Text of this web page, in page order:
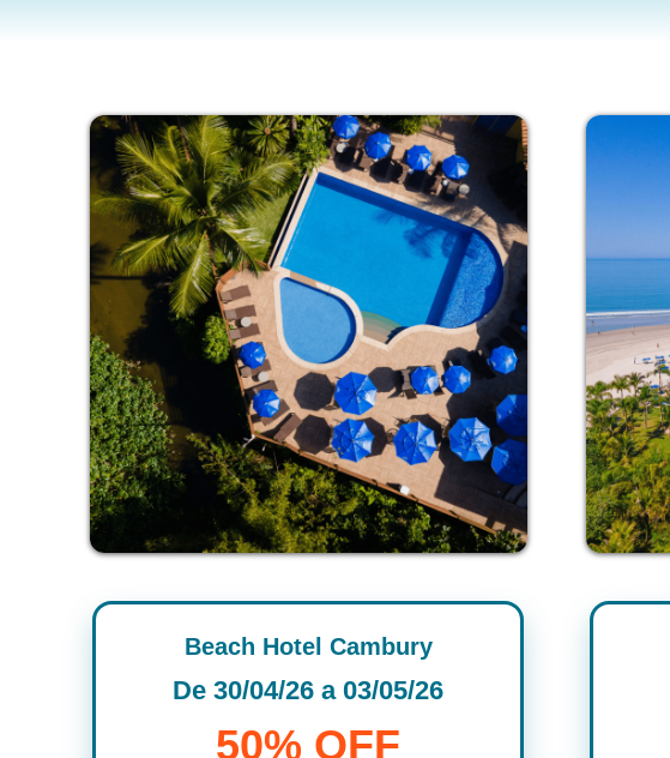
Beach Hotel Cambury
De 30/04/26 a 03/05/26
50% OFF